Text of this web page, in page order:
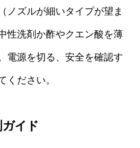
ノズルが細いタイプが望ま
性洗剤か酢やクエン酸を薄
電源を切る、安全を確認す
ください。
イド